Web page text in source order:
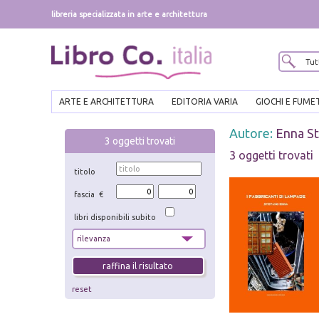
libreria specializzata in arte e architettura
ARTE E ARCHITETTURA EDITORIA VARIA GIOCHI E
3 oggetti trovati
titolo
fascia €
libri disponibili subito
reset
Autore: Enna
3 oggetti trovati